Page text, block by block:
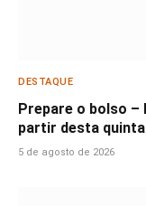
DESTAQUE
Prepare o bolso –
partir desta
5 de agosto de 2026